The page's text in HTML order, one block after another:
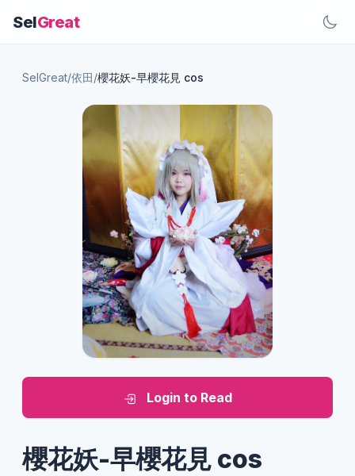
SelGreat
SelGreat/依田/櫻花妖-早櫻花見 cos
Login to Read
櫻花妖-早櫻花見 cos